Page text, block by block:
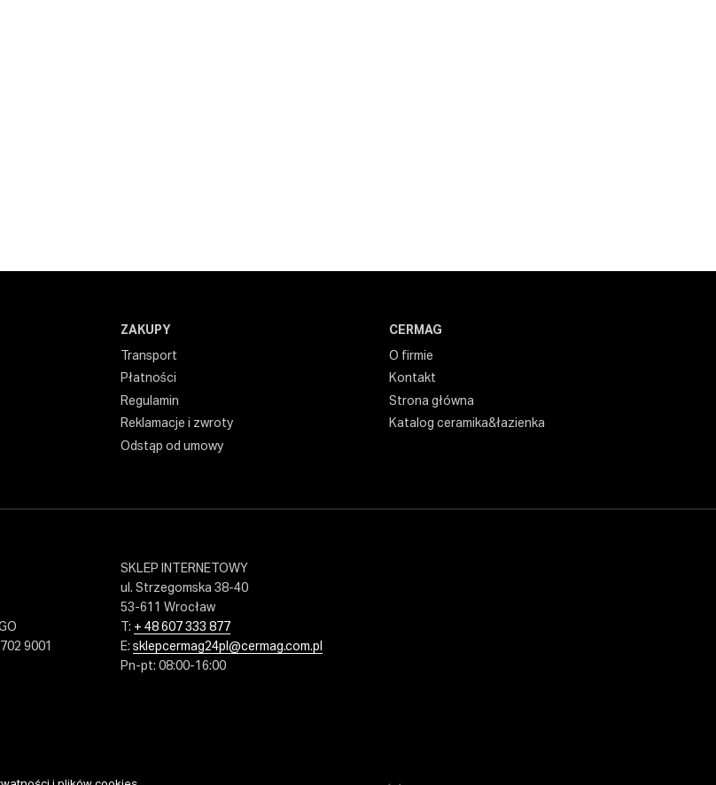
ZAKUPY
Transport
Płatności
Regulamin
Reklamacje i zwroty
Odstąp od umowy
CERMAG
O firmie
Kontakt
Strona główna
Katalog ceramika&łazienka
9001
SKLEP INTERNETOWY
ul. Strzegomska 38-40
53-611 Wrocław
T: + 48 607 333 877
E: sklepcermag24pl@cermag.com.pl
Pn-pt: 08:00-16:00